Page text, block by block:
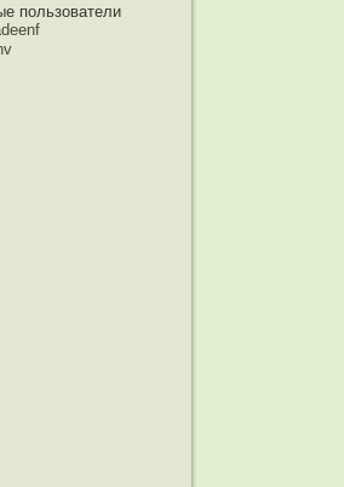
пользователи